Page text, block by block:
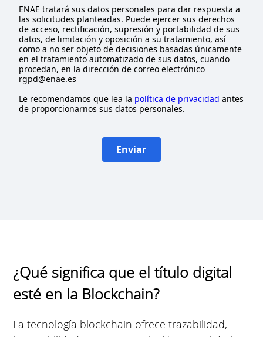
ENAE tratará sus datos personales para dar respuesta a
las solicitudes planteadas. Puede ejercer sus derechos
de acceso, rectificación, supresión y portabilidad de sus
datos, de limitación y oposición a su tratamiento, así
como a no ser objeto de decisiones basadas únicamente
en el tratamiento automatizado de sus datos, cuando
procedan, en la dirección de correo electrónico
rgpd@enae.es
Le recomendamos que lea la política de privacidad antes
de proporcionarnos sus datos personales.
Enviar
¿Qué significa que el título digital
esté en la Blockchain?
La tecnología blockchain ofrece trazabilidad,